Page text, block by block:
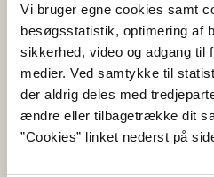
Vi bruger egne cookies samt
besøgsstatistik, optimering af
sikkerhed, video og adgang til
medier. Ved samtykke til
der aldrig deles med
ændre eller tilbagetrække dit
”Cookies” linket nederst på
EAN
Betaling til
Åben:
Mandag - torsdag: 9 - 16
Fredag: 9 - 15